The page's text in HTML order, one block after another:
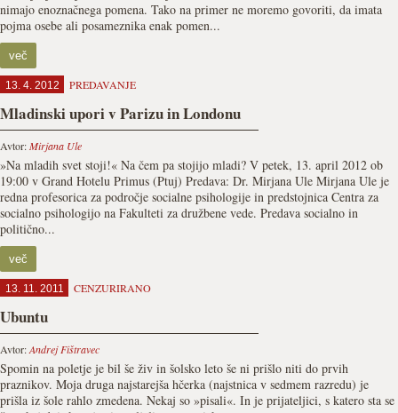
nimajo enoznačnega pomena. Tako na primer ne moremo govoriti, da imata
pojma osebe ali posameznika enak pomen...
več
13. 4. 2012 PREDAVANJE
Mladinski upori v Parizu in Londonu
Avtor:Mirjana Ule
»Na mladih svet stoji!« Na čem pa stojijo mladi? V petek, 13. april 2012 ob
19:00 v Grand Hotelu Primus (Ptuj) Predava: Dr. Mirjana Ule Mirjana Ule je
redna profesorica za področje socialne psihologije in predstojnica Centra za
socialno psihologijo na Fakulteti za družbene vede. Predava socialno in
politično...
več
13. 11. 2011 CENZURIRANO
Ubuntu
Avtor:Andrej Fištravec
Spomin na poletje je bil še živ in šolsko leto še ni prišlo niti do prvih
praznikov. Moja druga najstarejša hčerka (najstnica v sedmem razredu) je
prišla iz šole rahlo zmedena. Nekaj so »pisali«. In je prijateljici, s katero sta se